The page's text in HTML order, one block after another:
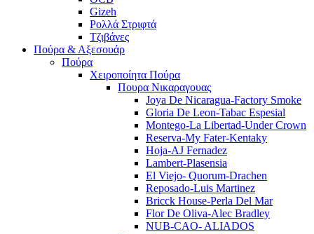
Gizeh
Ρολλά Στριφτά
Τζιβάνες
Πούρα & Αξεσουάρ
Πούρα
Χειροποίητα Πούρα
Πουρα Νικαραγουας
Joya De Nicaragua-Factory Smoke
Gloria De Leon-Tabac Espesial
Montego-La Libertad-Under Crown
Reserva-My Fater-Kentaky
Hoja-AJ Fernadez
Lambert-Plasensia
El Viejo- Quorum-Drachen
Reposado-Luis Martinez
Bricck House-Perla Del Mar
Flor De Oliva-Alec Bradley
NUB-CAO- ALIADOS